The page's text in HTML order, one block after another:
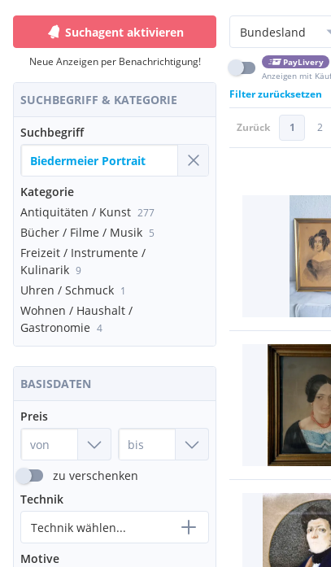
Suchagent aktivieren
Neue Anzeigen per Benachrichtigung!
SUCHBEGRIFF & KATEGORIE
Suchbegriff
Kategorie
Antiquitäten / Kunst 277
Bücher / Filme / Musik 5
Freizeit / Instrumente /
Kulinarik 9
Uhren / Schmuck 1
Wohnen / Haushalt /
Gastronomie 4
BASISDATEN
Preis
zu verschenken
Technik
Technik wählen...
Motive
Bundesland
PayLivery
Anzeigen mit
Filter zurücksetzen
Zurück 1 2